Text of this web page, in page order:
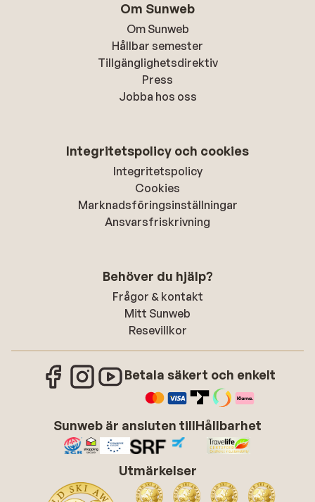
Om Sunweb
Om Sunweb
Hållbar semester
Tillgänglighetsdirektiv
Press
Jobba hos oss
Integritetspolicy och cookies
Integritetspolicy
Cookies
Marknadsföringsinställningar
Ansvarsfriskrivning
Behöver du hjälp?
Frågor & kontakt
Mitt Sunweb
Resevillkor
Betala säkert och enkelt
Sunweb är ansluten tillHållbarhet
Utmärkelser